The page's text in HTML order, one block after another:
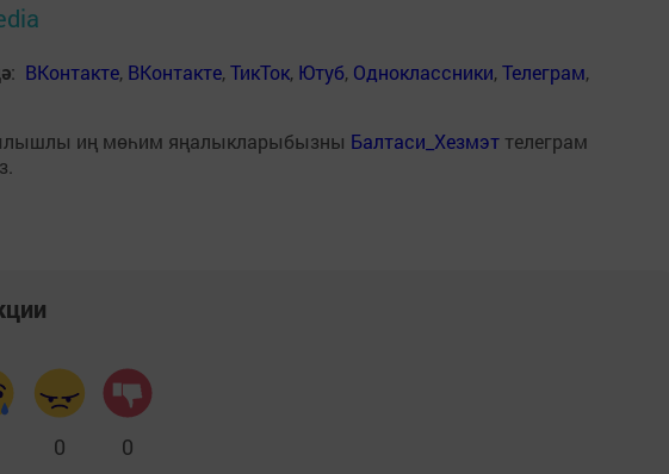
: ВКонтакте, ВКонтакте,ТикТок, Ютуб, Одноклассники,Телеграм,
иң мөһим яңалыкларыбызны Балтаси_Хезмэт телеграм
0 0